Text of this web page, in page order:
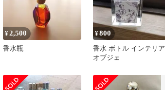
¥2,500
香水瓶
¥800
香水 ボトル インテリア
オブジェ